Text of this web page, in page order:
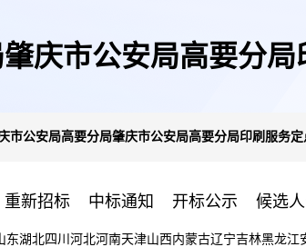
庆市公安局高要分
市公安局高要分局肇庆市公安局高要分局印刷服务
重新招标 中标通知 开标公示 候选
东湖北四川 河北河南天津山西内蒙古辽宁吉林黑龙江